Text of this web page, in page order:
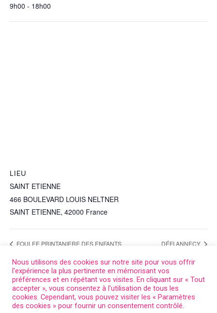
9h00 - 18h00
LIEU
SAINT ETIENNE
466 BOULEVARD LOUIS NELTNER
SAINT ETIENNE, 42000 France
FOULEE PRINTANIERE DES ENFANTS DÉFI ANNECY
Nous utilisons des cookies sur notre site pour vous offrir
l'expérience la plus pertinente en mémorisant vos
préférences et en répétant vos visites. En cliquant sur « Tout
accepter », vous consentez à l'utilisation de tous les
cookies. Cependant, vous pouvez visiter les « Paramètres
des cookies » pour fournir un consentement contrôlé.